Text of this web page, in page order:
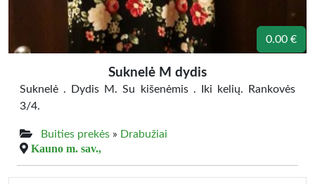
0.00 €
Suknelė M dydis
Suknelė . Dydis M. Su kišenėmis . Iki kelių. Rankovės
3/4.
Buities prekės » Drabužiai
Kauno m. sav.,